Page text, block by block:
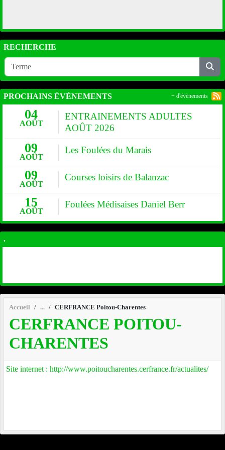
Accueil CERFRANCE Poitou-Charentes
CERFRANCE POITOU-
CHARENTES
Site internet : http://www.poitoucharentes.cerfrance.fr/actualites/
RECHERCHE
PROCHAINS ÉVÉNEMENTS
04
AOÛT
ENTRAINEMENTS ADULTES
AOÛT 2026
09
AOÛT
Les Foulées du Marais
09
AOÛT
Courses loisirs de Balanzac
15
AOÛT
Foulées Médisaises Daniel Berr
+ d'évènements
.